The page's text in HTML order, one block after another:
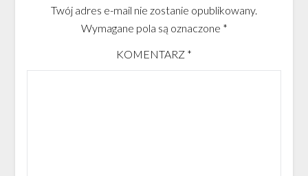
Twój adres e-mail nie zostanie opublikowany.
Wymagane pola są oznaczone *
KOMENTARZ *